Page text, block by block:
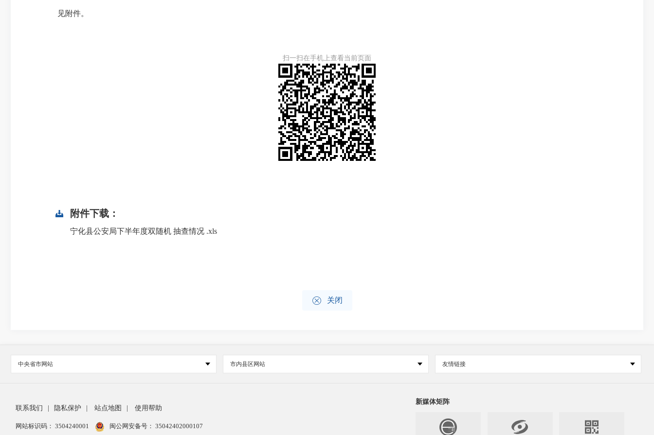
见附件。
扫一扫在手机上查看当前页面
附件下载：
宁化县公安局下半年度双随机 抽查情况 .xls
 关闭
中央省市网站 市内县区网站 友情链接
联系我们 隐私保护 站点地图 使用帮助
网站标识码： 3504240001 闽公网安备号： 35042402000107
新媒体矩阵
 